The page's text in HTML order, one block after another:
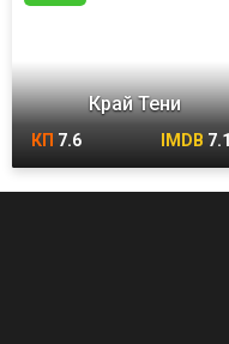
Край Тени
КП 7.6 IMDB 7.1